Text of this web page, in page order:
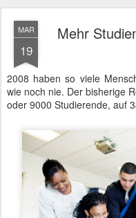
MAR
19
Mehr
2008 haben so viele
wie noch nie. Der bisherige
oder 9000 Studierende, auf